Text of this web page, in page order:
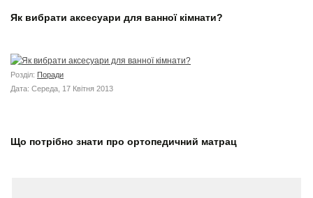
Як вибрати аксесуари для ванної кімнати?
Розділ: Поради
Дата: Середа, 17 Квітня 2013
Що потрібно знати про ортопедичний матрац